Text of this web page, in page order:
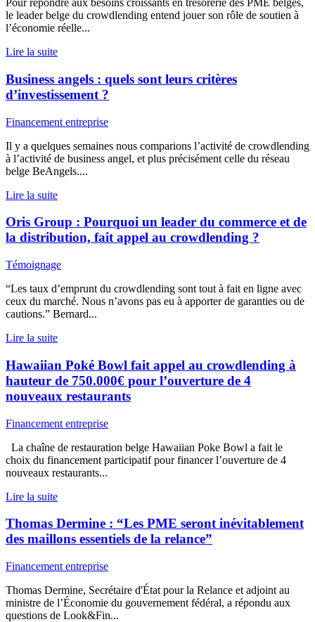
Pour répondre aux besoins croissants en trésorerie des PME belges,
le leader belge du crowdlending entend jouer son rôle de soutien à
l’économie réelle...
Lire la suite
Business angels : quels sont leurs critères
d’investissement ?
Financement entreprise
Il y a quelques semaines nous comparions l’activité de crowdlending
à l’activité de business angel, et plus précisément celle du réseau
belge BeAngels....
Lire la suite
Oris Group : Pourquoi un leader du commerce et de
la distribution, fait appel au crowdlending ?
Témoignage
“Les taux d’emprunt du crowdlending sont tout à fait en ligne avec
ceux du marché. Nous n’avons pas eu à apporter de garanties ou de
cautions.” Bernard...
Lire la suite
Hawaiian Poké Bowl fait appel au crowdlending à
hauteur de 750.000€ pour l’ouverture de 4
nouveaux restaurants
Financement entreprise
La chaîne de restauration belge Hawaiian Poke Bowl a fait le
choix du financement participatif pour financer l’ouverture de 4
nouveaux restaurants...
Lire la suite
Thomas Dermine : “Les PME seront inévitablement
des maillons essentiels de la relance”
Financement entreprise
Thomas Dermine, Secrétaire d'État pour la Relance et adjoint au
ministre de l’Économie du gouvernement fédéral, a répondu aux
questions de Look&Fin...